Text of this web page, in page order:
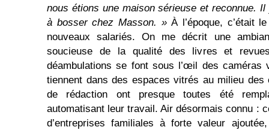
nous étions une maison sérieuse et reconnue.
à bosser chez Masson. »À l’époque, c’était
nouveaux salariés. On me décrit une
soucieuse de la qualité des livres et
déambulations se font sous l’œil des caméras
tiennent dans des espaces vitrés au milieu
de rédaction ont presque toutes été
automatisant leur travail. Air désormais connu :
d’entreprises familiales à forte valeur